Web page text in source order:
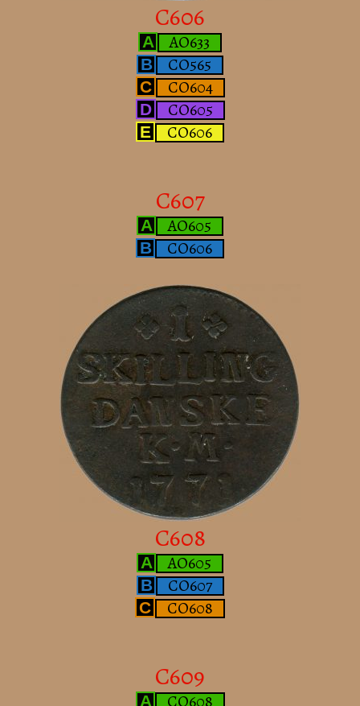
C606
A AO633
B CO565
C CO604
D CO605
E CO606
C607
A AO605
B CO606
C608
A AO605
B CO607
C CO608
C609
A CO608